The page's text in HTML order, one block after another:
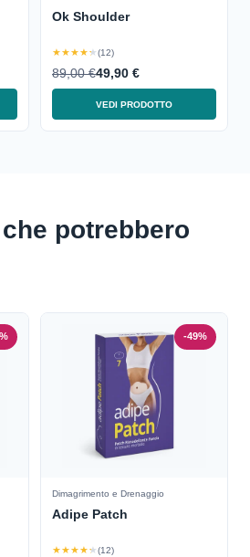
Ok Shoulder
★★★★★(12)
89,00 €49,90 €
VEDI PRODOTTO
potrebbero
-49%
Dimagrimento e Drenaggio
Adipe Patch
★★★★★(12)